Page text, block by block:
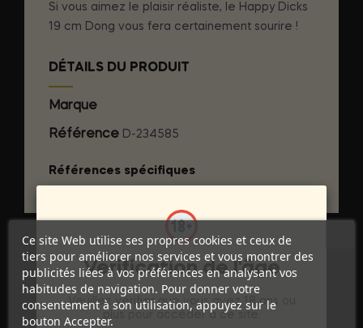
Si vous aimez le plaisir réaliste, le Happy Dicks
19 cm Dong vous fera certainement sourire !
DÉTAILS DU PRODUIT
Marque
Référence D-234585
Références spécifiques
Ce site Web utilise ses propres cookies et ceux de
tiers pour améliorer nos services et vous montrer des
publicités liées à vos préférences en analysant vos
habitudes de navigation. Pour donner votre
consentement à son utilisation, appuyez sur le
bouton Accepter.
Vérification de l'âge
Veuillez vérifier que vous avez 18 ans ou
plus pour accéder à ce site.